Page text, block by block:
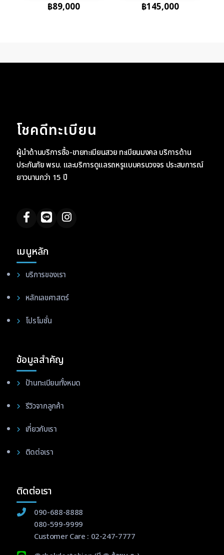
฿89,000 ฿145,000
โชคดีทะเบียน
ผู้นำด้านบริการซื้อ-ขายทะเบียนสวย ทะเบียนมงคล บริการด้าน
ประกันภัย พรบ. และบริการดูแลรถหรูแบบครบวงจร ประสบการณ์
ยาวนานกว่า 15 ปี
เมนูหลัก
บริการของเรา
หลักเลขศาสตร์
โปรโมชั่น
ข้อมูลสำคัญ
ป้านทะเบียนทั้งหมด
รีวิวจากลูกค้า
เกี่ยวกับเรา
ติดต่อเรา
ติดต่อเรา
090-688-8888
080-599-9999
Customer Care : 02-247-7777